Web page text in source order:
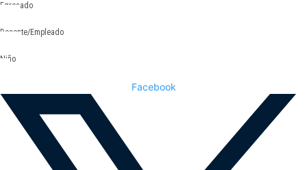
Egresado
Docente/Empleado
Niño
Facebook